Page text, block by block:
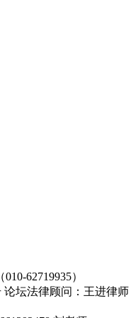
62719935）
论坛法律顾问：王进律师